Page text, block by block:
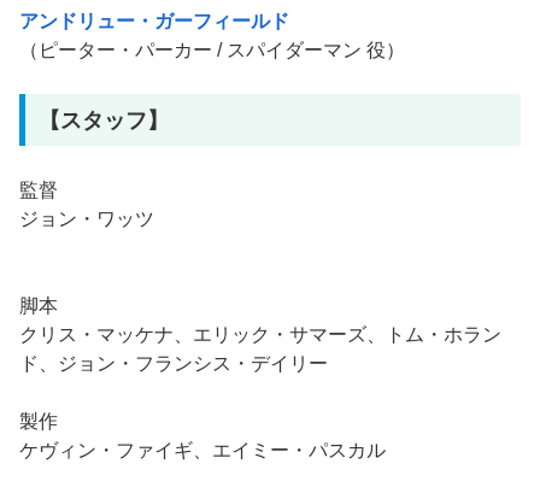
アンドリュー・ガーフィールド
（ピーター・パーカー / スパイダーマン 役）
【スタッフ】
監督
ジョン・ワッツ
脚本
クリス・マッケナ、エリック・サマーズ、トム・ホラン
ド、ジョン・フランシス・デイリー
製作
ケヴィン・ファイギ、エイミー・パスカル